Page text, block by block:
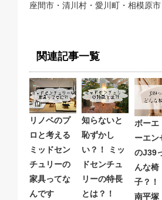
座間市・清川村・愛川町・相模原
関連記事一覧
リノベのプ
ロと考える
ミッドセン
チュリーの
家具ってな
んです
知らないと
恥ずかし
い？！ ミッ
ドセンチュ
リーの特長
とは？！
ボーエ
ーエン
のJ39
んな椅
子？！
南平塚